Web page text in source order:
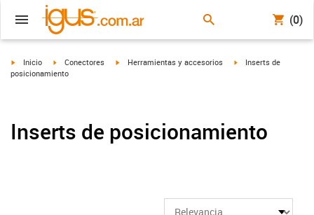
(0)
igus-icon-arrow-right
Inicio igus-icon-arrow-right
Conectores igus-icon-arrow-right
Herramientas y accesorios igus-icon-arrow-right
Inserts de
posicionamiento
Inserts de posicionamiento